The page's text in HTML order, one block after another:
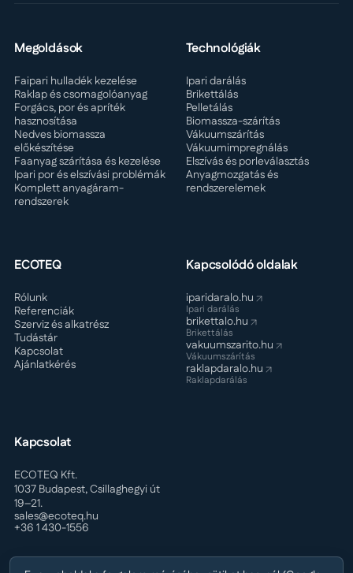
Megoldások
Faipari hulladék kezelése
Raklap és csomagolóanyag
Forgács, por és apríték
hasznosítása
Nedves biomassza
előkészítése
Faanyag szárítása és kezelése
Ipari por és elszívási problémák
Komplett anyagáram-
rendszerek
Technológiák
Ipari darálás
Brikettálás
Pelletálás
Biomassza-szárítás
Vákuumszárítás
Vákuumimpregnálás
Elszívás és porleválasztás
Anyagmozgatás és
rendszerelemek
ECOTEQ
Rólunk
Referenciák
Szerviz és alkatrész
Tudástár
Kapcsolat
Ajánlatkérés
Kapcsolódó oldalak
iparidaralo.hu
Ipari darálás
brikettalo.hu
Brikettálás
vakuumszarito.hu
Vákuumszárítás
raklapdaralo.hu
Raklapdarálás
Kapcsolat
ECOTEQ Kft.
1037 Budapest, Csillaghegyi út
19–21.
sales@ecoteq.hu
+36 1 430-1556